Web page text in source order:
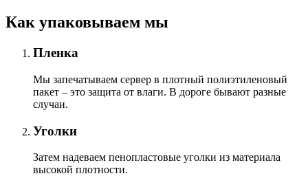
Как упаковываем мы
Пленка
Мы запечатываем сервер в плотный полиэтиленовый
пакет – это защита от влаги. В дороге бывают разные
случаи.
Уголки
Затем надеваем пенопластовые уголки из материала
высокой плотности.